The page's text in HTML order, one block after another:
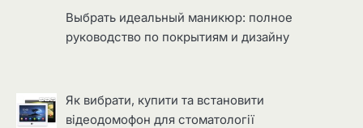
Выбрать идеальный маникюр: полное
руководство по покрытиям и дизайну
Як вибрати, купити та встановити
відеодомофон для стоматології